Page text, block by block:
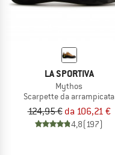
LA SPORTIVA
Mythos
Scarpette da arrampicata
124,95 € da 106,21 €
4,8(197)